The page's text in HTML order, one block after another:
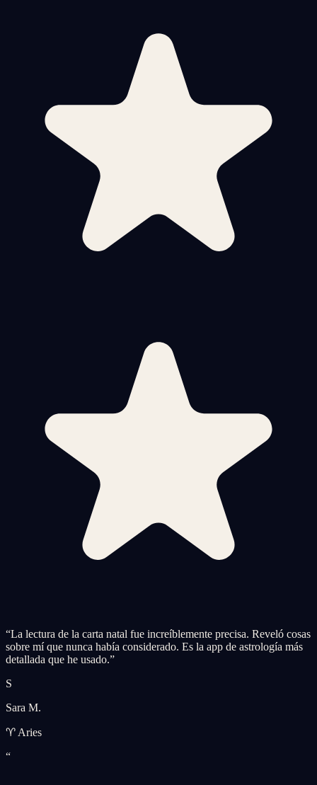
“La lectura de la carta natal fue increíblemente precisa. Reveló cosas
sobre mí que nunca había considerado. Es la app de astrología más
detallada que he usado.”
S
Sara M.
♈ Aries
“